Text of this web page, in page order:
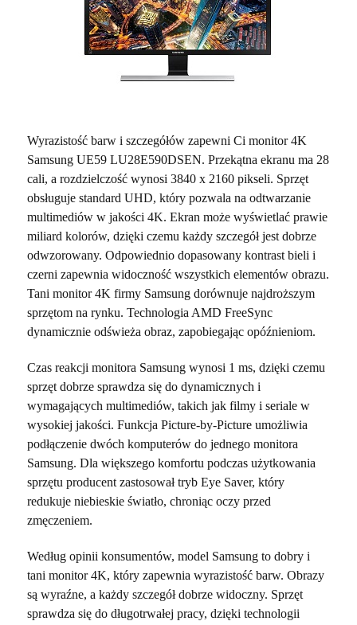
Wyrazistość barw i szczegółów zapewni Ci monitor 4K
Samsung UE59 LU28E590DSEN. Przekątna ekranu ma 28
cali, a rozdzielczość wynosi 3840 x 2160 pikseli. Sprzęt
obsługuje standard UHD, który pozwala na odtwarzanie
multimediów w jakości 4K. Ekran może wyświetlać prawie
miliard kolorów, dzięki czemu każdy szczegół jest dobrze
odwzorowany. Odpowiednio dopasowany kontrast bieli i
czerni zapewnia widoczność wszystkich elementów obrazu.
Tani monitor 4K firmy Samsung dorównuje najdroższym
sprzętom na rynku. Technologia AMD FreeSync
dynamicznie odświeża obraz, zapobiegając opóźnieniom.
Czas reakcji monitora Samsung wynosi 1 ms, dzięki czemu
sprzęt dobrze sprawdza się do dynamicznych i
wymagających multimediów, takich jak filmy i seriale w
wysokiej jakości. Funkcja Picture-by-Picture umożliwia
podłączenie dwóch komputerów do jednego monitora
Samsung. Dla większego komfortu podczas użytkowania
sprzętu producent zastosował tryb Eye Saver, który
redukuje niebieskie światło, chroniąc oczy przed
zmęczeniem.
Według opinii konsumentów, model Samsung to dobry i
tani monitor 4K, który zapewnia wyrazistość barw. Obrazy
są wyraźne, a każdy szczegół dobrze widoczny. Sprzęt
sprawdza się do długotrwałej pracy, dzięki technologii